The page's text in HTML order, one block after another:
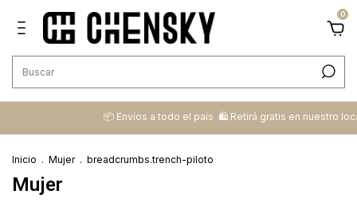
0
📦 ​Envíos a todo el país ​ 🛍️​ Retirá gratis en nuestro local 💳​
Inicio . Mujer . breadcrumbs.trench-piloto
Mujer